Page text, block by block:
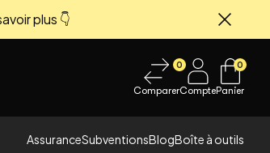
plus 👇
0
ComparerCompte
0
Panier
AssuranceSubventionsBlogBoîte à outils